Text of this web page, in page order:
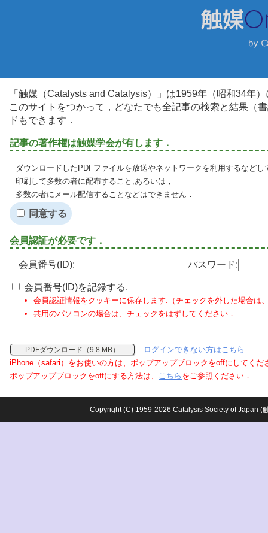
「触媒（Catalysts and Catalysis）」は1959年（昭和34年
このサイトをつかって，どなたでも全記事の検索と結果（
ドもできます．
記事の著作権は触媒学会が有します．
ダウンロードしたPDFファイルを放送やネットワークを利用するなど
印刷して多数の者に配布すること,あるいは，
多数の者にメール配信することなどはできません．
同意する
会員認証が必要です．
会員番号(ID): パスワード:
会員番号(ID)を記録する.
会員認証情報をクッキーに保存します.（チェックを外した場合は
共用のパソコンの場合は、チェックをはずしてください．
PDFダウンロード（9.8 MB）
ログインできない方はこちら
iPhone（safari）をお使いの方は、ポップアップブロックをoffにしてくだ
ポップアップブロックをoffにする方法は、 こちら をご参照ください．
Copyright (C) 1959-2026 Catalysis Society of Japan (